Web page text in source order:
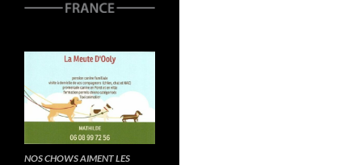
NOS CHOWS AIMENT LES